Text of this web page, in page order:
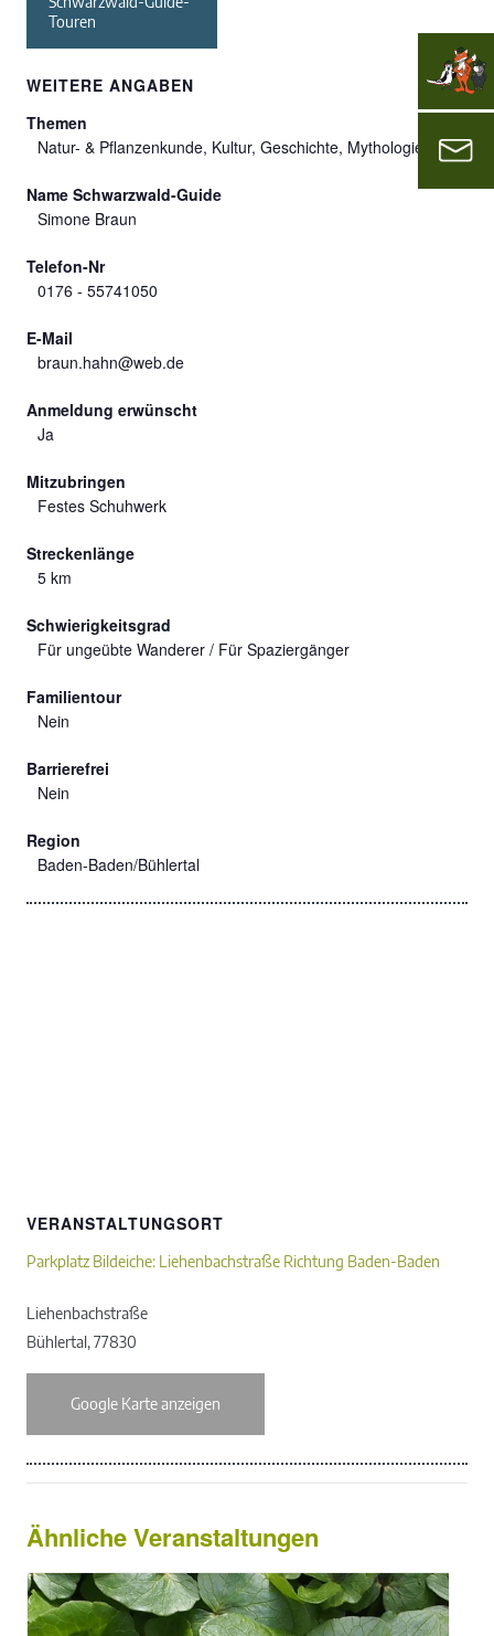
Touren
WEITERE ANGABEN
Themen
Natur- & Pflanzenkunde, Kultur, Geschichte, Mythologie
Name Schwarzwald-Guide
Simone Braun
Telefon-Nr
0176 - 55741050
E-Mail
braun.hahn@web.de
Anmeldung erwünscht
Ja
Mitzubringen
Festes Schuhwerk
Streckenlänge
5 km
Schwierigkeitsgrad
Für ungeübte Wanderer / Für Spaziergänger
Familientour
Nein
Barrierefrei
Nein
Region
Baden-Baden/Bühlertal
VERANSTALTUNGSORT
Parkplatz Bildeiche: Liehenbachstraße Richtung Baden-Baden
Liehenbachstraße
Bühlertal,77830
Google Karte anzeigen
Ähnliche Veranstaltungen